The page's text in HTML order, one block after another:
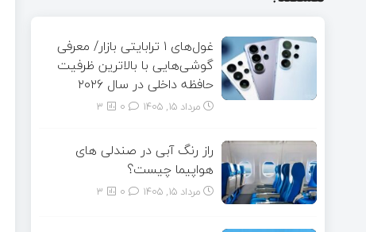
غول‌های ۱ ترابایتی بازار/ معرفی
گوشی‌هایی با بالاترین ظرفیت
حافظه داخلی در سال ۲۰۲۶
مرداد ۱۵, ۱۴۰۵ 3
راز رنگ آبی در صندلی های
هواپیما چیست؟
مرداد ۱۵, ۱۴۰۵ 3